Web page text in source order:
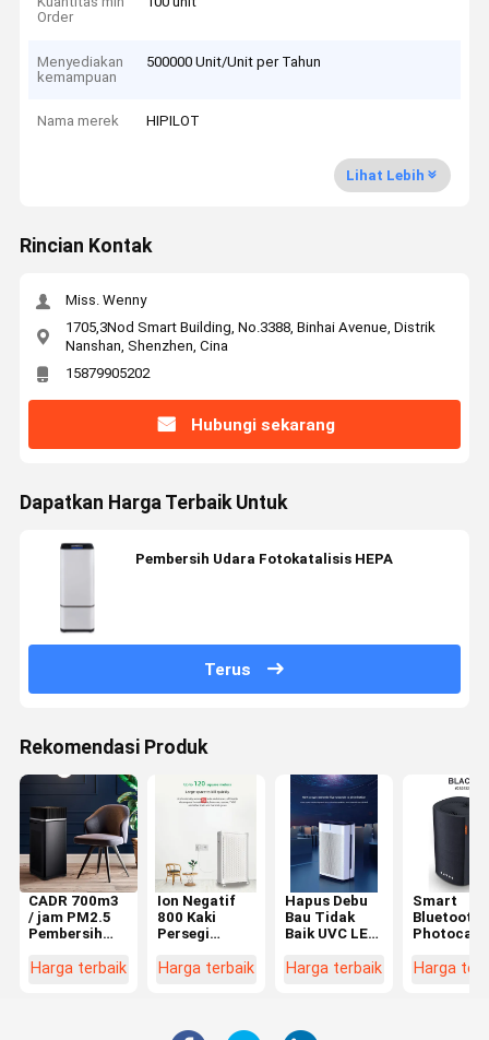
Order
Menyediakan
kemampuan
500000 Unit/Unit per Tahun
Nama merek HIPILOT
Lihat Lebih
Rincian Kontak
Miss. Wenny
1705,3Nod Smart Building, No.3388, Binhai Avenue, Distrik
Nanshan, Shenzhen, Cina
15879905202
Hubungi sekarang
Dapatkan Harga Terbaik Untuk
Pembersih Udara Fotokatalisis HEPA
Terus
Rekomendasi Produk
CADR 700m3
/ jam PM2.5
Pembersih
Rumah
Harga terbaik
Ion Negatif
800 Kaki
Persegi
Udara Warna
Harga terbaik
Hapus Debu
Bau Tidak
Baik UVC LED
29db Mode
Harga terbaik
Smart
Bluetooth
Desktop
Harga